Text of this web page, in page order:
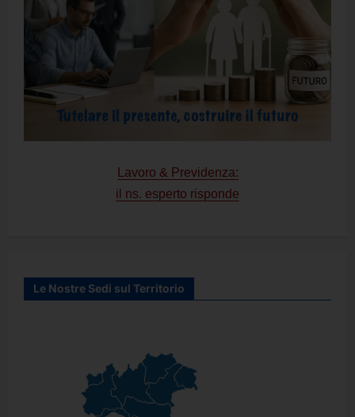
Lavoro & Previdenza:
il ns. esperto risponde
Le Nostre Sedi sul Territorio